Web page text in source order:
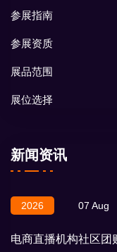
参展指南
参展资质
展品范围
展位选择
新闻资讯
2026 07 Aug
电商直播机构社区团